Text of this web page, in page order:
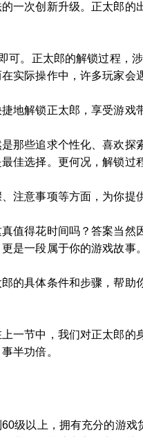
一次创新升级。正太郎
可。正太郎的解锁过程
际操作中，许多玩家会遇
地解锁正太郎，享受游戏
那些追求个性化、喜欢
佳选择。更何况，解锁
注意事项等方面，为你提
值得花时间吗？答案当
是一段属于你的游戏故
的具体条件和步骤，帮
一节中，我们对正太郎
半功倍。
级以上，拥有充分的游